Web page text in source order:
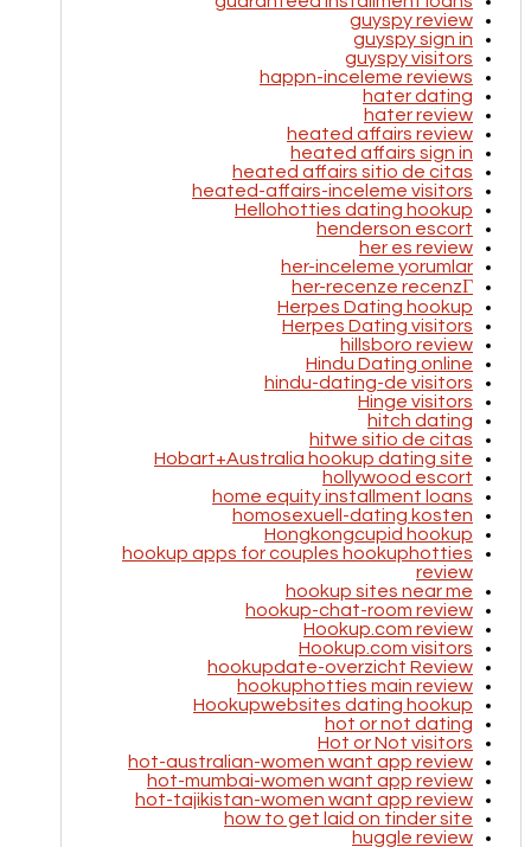
guyspy review
guyspy sign in
guyspy visitors
happn-inceleme reviews
hater dating
hater review
heated affairs review
heated affairs sign in
heated affairs sitio de citas
heated-affairs-inceleme visitors
Hellohotties dating hookup
henderson escort
her es review
her-inceleme yorumlar
her-recenze recenzГ­
Herpes Dating hookup
Herpes Dating visitors
hillsboro review
Hindu Dating online
hindu-dating-de visitors
Hinge visitors
hitch dating
hitwe sitio de citas
Hobart+Australia hookup dating site
hollywood escort
home equity installment loans
homosexuell-dating kosten
Hongkongcupid hookup
hookup apps for couples hookuphotties
review
hookup sites near me
hookup-chat-room review
Hookup.com review
Hookup.com visitors
hookupdate-overzicht Review
hookuphotties main review
Hookupwebsites dating hookup
hot or not dating
Hot or Not visitors
hot-australian-women want app review
hot-mumbai-women want app review
hot-tajikistan-women want app review
how to get laid on tinder site
huggle review